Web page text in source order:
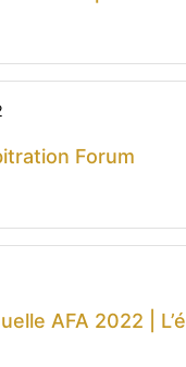
Forum
AFA 2022 |